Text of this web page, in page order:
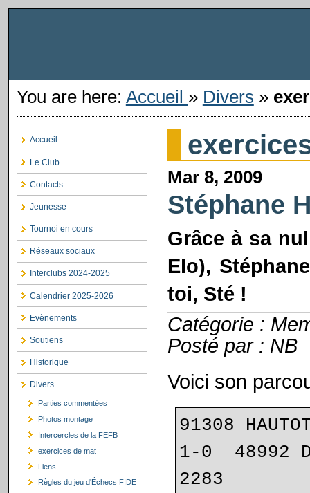
You are here: Accueil » Divers »
Accueil
Le Club
Contacts
Jeunesse
Tournoi en cours
Réseaux sociaux
Interclubs 2024-2025
Calendrier 2025-2026
Evènements
Soutiens
Historique
Divers
Parties commentées
Photos montage
Intercercles de la FEFB
exercices de mat
Liens
Règles du jeu d'Échecs FIDE
Mar 8, 2009
Stéphane
Grâce à sa
Elo),
toi, Sté !
Catégorie :
Posté par : NB
Voici son
91308
1-0  48992
2283